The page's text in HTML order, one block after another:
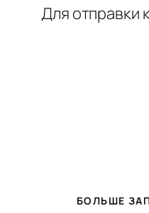
Для отправки
БОЛЬШЕ